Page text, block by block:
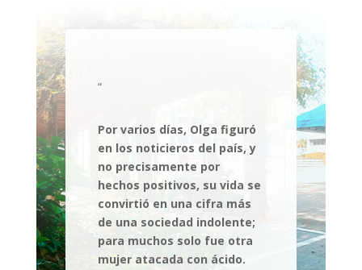
“
Por varios días, Olga figuró
en los noticieros del país, y
no precisamente por
hechos positivos, su vida se
convirtió en una cifra más
de una sociedad indolente;
para muchos solo fue otra
mujer atacada con ácido.